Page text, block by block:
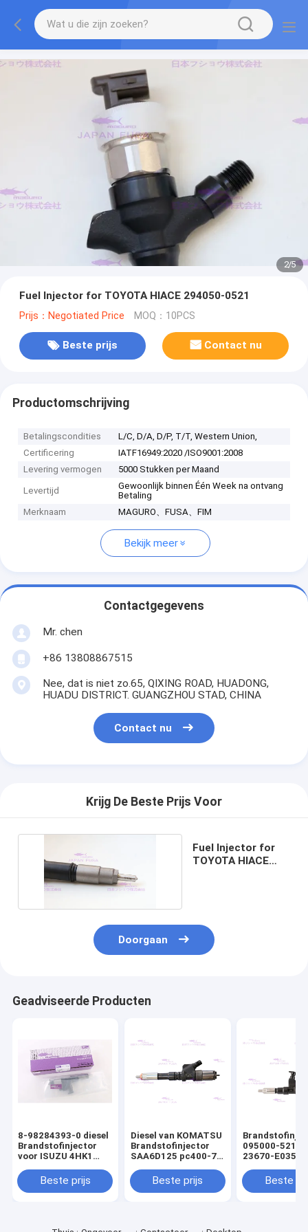
2/5
Fuel Injector for TOYOTA HIACE 294050-0521
Prijs：Negotiated Price MOQ：10PCS
Beste prijs Contact nu
Productomschrijving
Betalingscondities
L/C, D/A, D/P, T/T, Western Union,
Certificering
IATF16949:2020 /ISO9001:2008
Levering vermogen
5000 Stukken per Maand
Levertijd
Gewoonlijk binnen Één Week na ontvang
Betaling
Merknaam
MAGURO、FUSA、FIM
Bekijk meer
Contactgegevens
Mr. chen
+86 13808867515
Nee, dat is niet zo.65, QIXING ROAD, HUADONG,
HUADU DISTRICT. GUANGZHOU STAD, CHINA
Contact nu
Krijg De Beste Prijs Voor
Fuel Injector for
TOYOTA HIACE
Doorgaan
Geadviseerde Producten
8-98284393-0 diesel
Brandstofinjector
voor ISUZU 4HK1
Beste prijs
Diesel van KOMATSU
Brandstofinjector
SAA6D125 pc400-7
Beste prijs
095000-5215
23670-E0351
Beste